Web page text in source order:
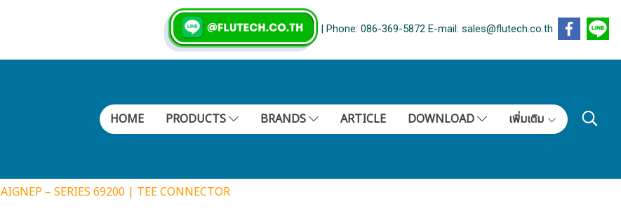
| Phone: 086-369-5872 E-mail: sales@flutech.co.th
HOME PRODUCTS BRANDS ARTICLE DOWNLOAD เพิ่มเติม
AIGNEP – SERIES 69200 | TEE CONNECTOR